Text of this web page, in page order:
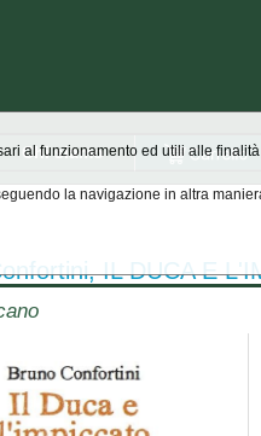
Chi siamo
IL DUCA E
al funzionamento ed utili alle
la navigazione in altra